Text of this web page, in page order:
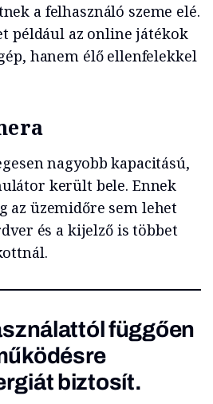
a felhasználó szeme elé.
például az online játékok
hanem élő ellenfelekkel
nagyobb kapacitású,
került bele. Ennek
az üzemidőre sem lehet
és a kijelző is többet
függően
biztosít.